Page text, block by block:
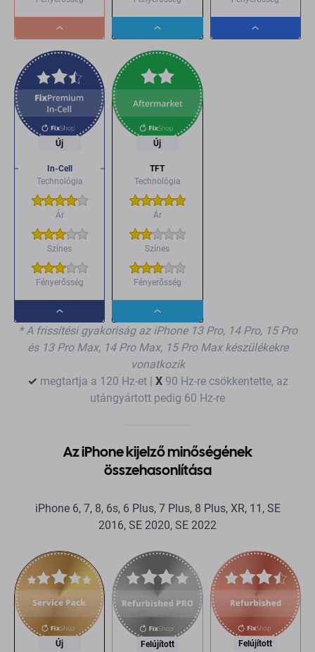
Dropdown
button
Dropdown
button
Dropdown
Új
In-Cell
Technológia
Ár
Színes
Fényerősség
Dropdown
button
Új
TFT
Technológia
Ár
Színes
Fényerősség
Dropdown
button
* A frissítési gyakoriság az iPhone 13 Pro, 14 Pro, 15 Pro
és 13 Pro Max, 14 Pro Max, 15 Pro Max készülékekre
vonatkozik
✓ megtartja a 120 Hz-et | X 90 Hz-re csökkentette, az
utángyártott pedig 60 Hz-re
Az iPhone kijelző minőségének
összehasonlítása
iPhone 6, 7, 8, 6s, 6 Plus, 7 Plus, 8 Plus, XR, 11, SE
2016, SE 2020, SE 2022
Új Felújított Felújított